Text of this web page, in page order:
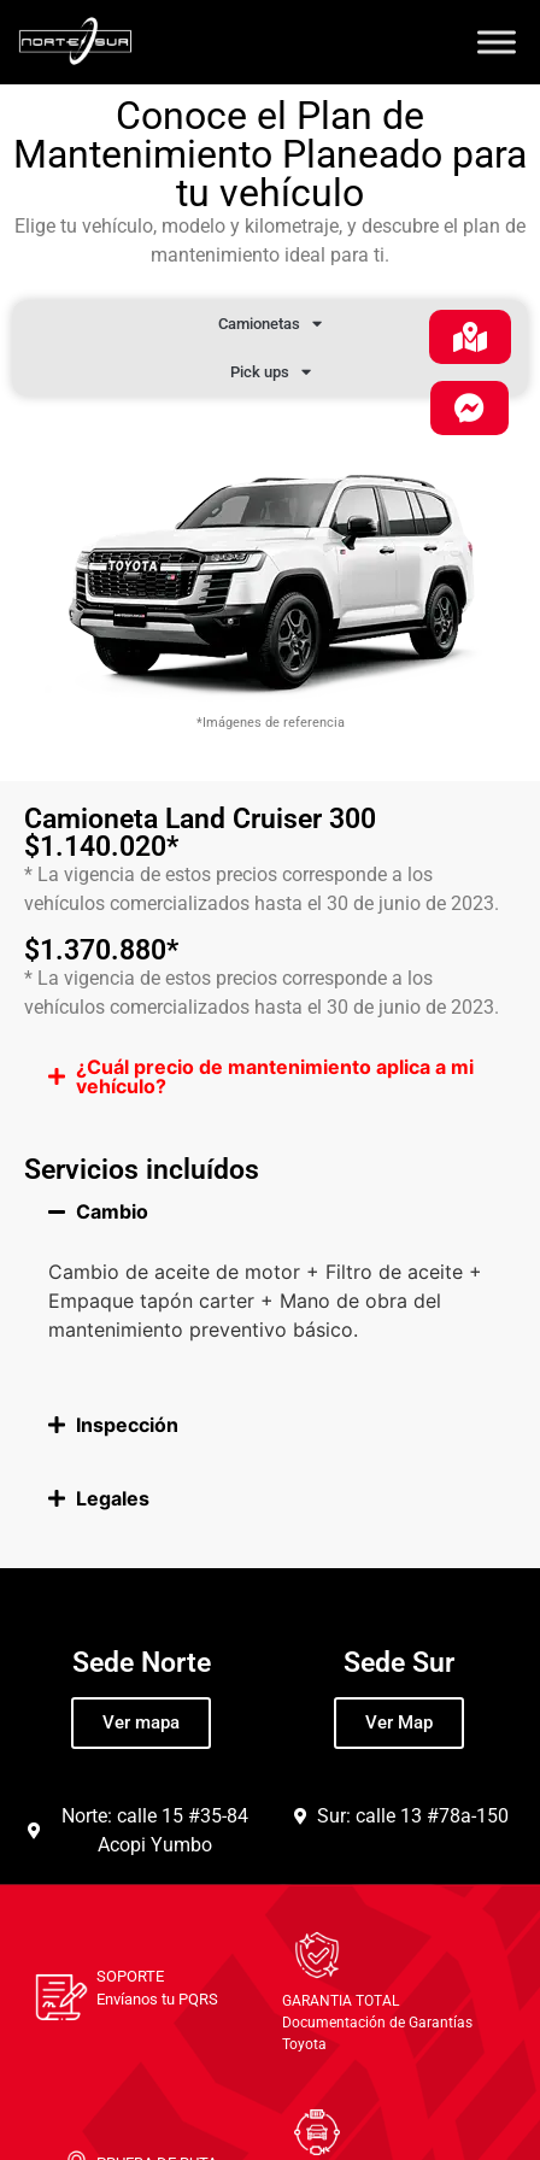
Conoce el Plan de
Mantenimiento Planeado para
tu vehículo
Elige tu vehículo, modelo y kilometraje, y descubre el plan de
mantenimiento ideal para ti.
Camionetas
Pick ups
*Imágenes de referencia
Camioneta Land Cruiser 300
$1.140.020*
* La vigencia de estos precios corresponde a los
vehículos comercializados hasta el 30 de junio de 2023.
$1.370.880*
* La vigencia de estos precios corresponde a los
vehículos comercializados hasta el 30 de junio de 2023.
¿Cuál precio de mantenimiento aplica a mi
vehículo?
Servicios incluídos
Cambio
Cambio de aceite de motor + Filtro de aceite +
Empaque tapón carter + Mano de obra del
mantenimiento preventivo básico.
Inspección
Legales
Sede Norte
Ver mapa
Norte: calle 15 #35-84
Acopi Yumbo
Sede Sur
Ver Map
Sur: calle 13 #78a-150
SOPORTE
Envíanos tu PQRS
GARANTIA TOTAL
Documentación de Garantías
Toyota